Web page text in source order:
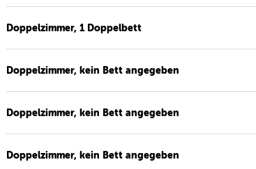
Doppelzimmer, 1 Doppelbett
Doppelzimmer, kein Bett angegeben
Doppelzimmer, kein Bett angegeben
Doppelzimmer, kein Bett angegeben